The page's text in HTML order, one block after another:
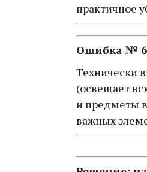
практичное
Ошибка № 6:
Технически
(освещает
и предметы
важных